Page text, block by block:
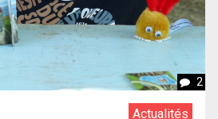
2
Actualités